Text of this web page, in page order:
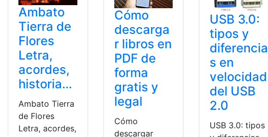
Ambato
Tierra de
Flores
Letra,
acordes,
historia…
Ambato Tierra
de Flores
Letra, acordes,
Cómo
descarga
r libros en
PDF de
forma
gratis y
legal
Cómo
descargar
USB 3.0:
tipos y
diferencia
s en
velocidad
del USB
2.0
USB 3.0: tipos